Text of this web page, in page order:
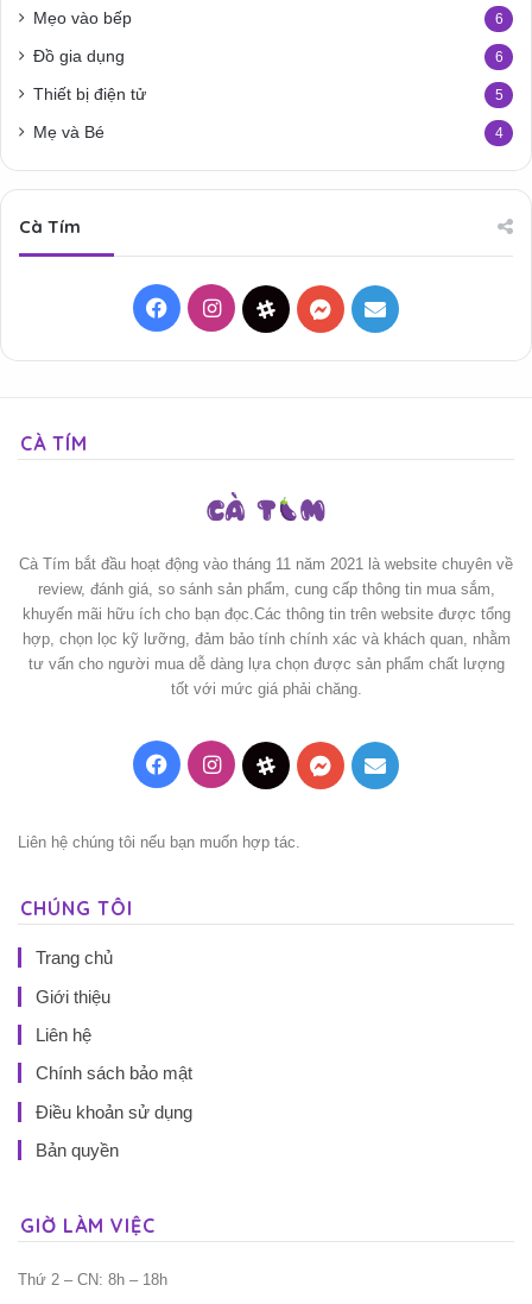
Mẹo vào bếp 6
Đồ gia dụng 6
Thiết bị điện tử 5
Mẹ và Bé 4
Cà Tím
FacebookInstagramThreadsMessenger
Mail
CÀ TÍM
Cà Tím bắt đầu hoạt động vào tháng 11 năm 2021 là website chuyên về
review, đánh giá, so sánh sản phẩm, cung cấp thông tin mua sắm,
khuyến mãi hữu ích cho bạn đọc.Các thông tin trên website được tổng
hợp, chọn lọc kỹ lưỡng, đảm bảo tính chính xác và khách quan, nhằm
tư vấn cho người mua dễ dàng lựa chọn được sản phẩm chất lượng
tốt với mức giá phải chăng.
FacebookInstagramThreadsMessenger
Mail
Liên hệ chúng tôi nếu bạn muốn hợp tác.
CHÚNG TÔI
Trang chủ
Giới thiệu
Liên hệ
Chính sách bảo mật
Điều khoản sử dụng
Bản quyền
GIỜ LÀM VIỆC
Thứ 2 – CN: 8h – 18h